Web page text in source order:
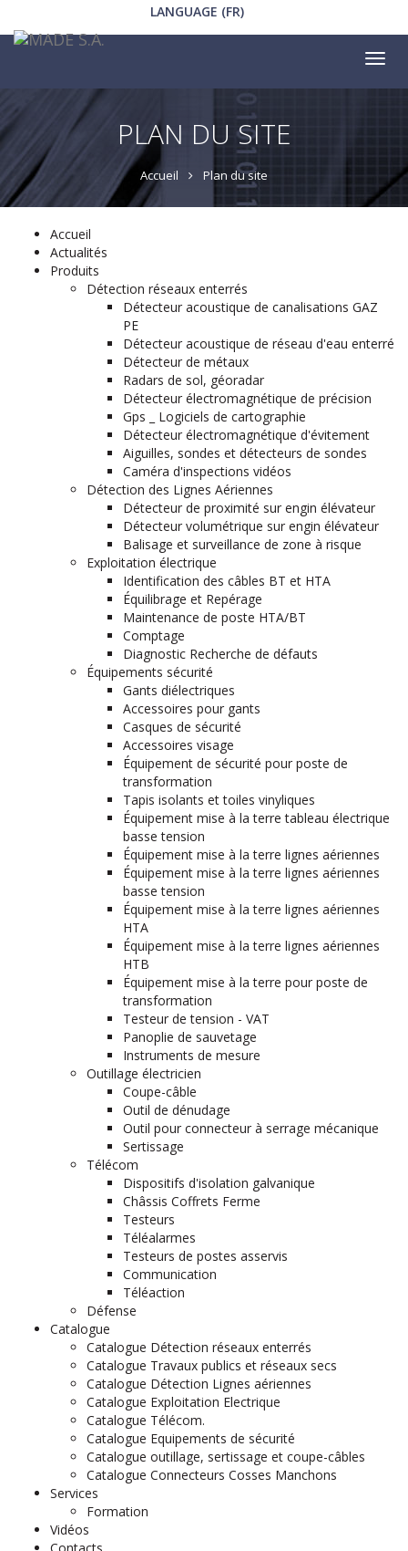
LANGUAGE (FR)
PLAN DU SITE
Accueil Plan du site
Accueil
Actualités
Produits
Détection réseaux enterrés
Détecteur acoustique de canalisations GAZ
PE
Détecteur acoustique de réseau d'eau enterré
Détecteur de métaux
Radars de sol, géoradar
Détecteur électromagnétique de précision
Gps _ Logiciels de cartographie
Détecteur électromagnétique d'évitement
Aiguilles, sondes et détecteurs de sondes
Caméra d'inspections vidéos
Détection des Lignes Aériennes
Détecteur de proximité sur engin élévateur
Détecteur volumétrique sur engin élévateur
Balisage et surveillance de zone à risque
Exploitation électrique
Identification des câbles BT et HTA
Équilibrage et Repérage
Maintenance de poste HTA/BT
Comptage
Diagnostic Recherche de défauts
Équipements sécurité
Gants diélectriques
Accessoires pour gants
Casques de sécurité
Accessoires visage
Équipement de sécurité pour poste de
transformation
Tapis isolants et toiles vinyliques
Équipement mise à la terre tableau électrique
basse tension
Équipement mise à la terre lignes aériennes
Équipement mise à la terre lignes aériennes
basse tension
Équipement mise à la terre lignes aériennes
HTA
Équipement mise à la terre lignes aériennes
HTB
Équipement mise à la terre pour poste de
transformation
Testeur de tension - VAT
Panoplie de sauvetage
Instruments de mesure
Outillage électricien
Coupe-câble
Outil de dénudage
Outil pour connecteur à serrage mécanique
Sertissage
Télécom
Dispositifs d'isolation galvanique
Châssis Coffrets Ferme
Testeurs
Téléalarmes
Testeurs de postes asservis
Communication
Téléaction
Défense
Catalogue
Catalogue Détection réseaux enterrés
Catalogue Travaux publics et réseaux secs
Catalogue Détection Lignes aériennes
Catalogue Exploitation Electrique
Catalogue Télécom.
Catalogue Equipements de sécurité
Catalogue outillage, sertissage et coupe-câbles
Catalogue Connecteurs Cosses Manchons
Services
Formation
Vidéos